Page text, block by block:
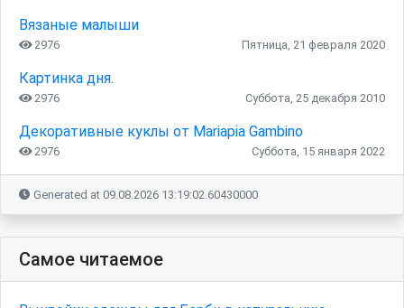
Вязаные малыши
2976 Пятница, 21 февраля 2020
Картинка дня.
2976 Суббота, 25 декабря 2010
Декоративные куклы от Mariapia Gambino
2976 Суббота, 15 января 2022
Generated at 09.08.2026 13:19:02.60430000
Самое читаемое